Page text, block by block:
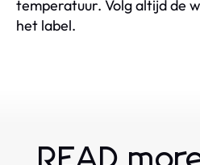
temperatuur. Volg altijd de
het label.